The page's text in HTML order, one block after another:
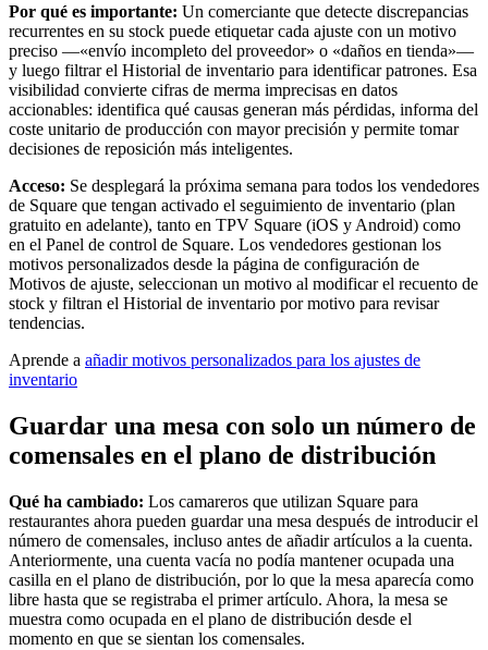
Vista general
Tipos
Centros de estética
Centros de manicura y pedicura
Spas
Barberías
Estudios de tatuaje y piercings
Descubrir
Vista general
Hogar y reparación
Festivales, eventos y ferias
Centros de salud y clínicas
Profesionales de la salud y el deporte
Descubrir
Soluciones de pagos
Por qué es importante: Un comerciante que detecte discrepancias
recurrentes en su stock puede etiquetar cada ajuste con un motivo
preciso —«envío incompleto del proveedor» o «daños en tienda»—
y luego filtrar el Historial de inventario para identificar patrones. Esa
visibilidad convierte cifras de merma imprecisas en datos
accionables: identifica qué causas generan más pérdidas, informa del
coste unitario de producción con mayor precisión y permite tomar
decisiones de reposición más inteligentes.
Acceso: Se desplegará la próxima semana para todos los vendedores
de Square que tengan activado el seguimiento de inventario (plan
gratuito en adelante), tanto en TPV Square (iOS y Android) como
en el Panel de control de Square. Los vendedores gestionan los
motivos personalizados desde la página de configuración de
Motivos de ajuste, seleccionan un motivo al modificar el recuento de
stock y filtran el Historial de inventario por motivo para revisar
tendencias.
Aprende a añadir motivos personalizados para los ajustes de
inventario
Guardar una mesa con solo un número de
comensales en el plano de distribución
Qué ha cambiado: Los camareros que utilizan Square para
restaurantes ahora pueden guardar una mesa después de introducir el
número de comensales, incluso antes de añadir artículos a la cuenta.
Anteriormente, una cuenta vacía no podía mantener ocupada una
casilla en el plano de distribución, por lo que la mesa aparecía como
libre hasta que se registraba el primer artículo. Ahora, la mesa se
muestra como ocupada en el plano de distribución desde el
momento en que se sientan los comensales.